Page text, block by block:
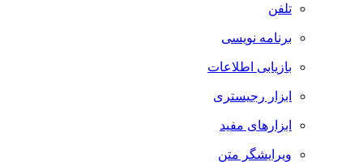
تلفن
برنامه نویسی
بازیابی اطلاعات
ابزار رجیستری
ابزارهای مفید
ویرایشگر متن